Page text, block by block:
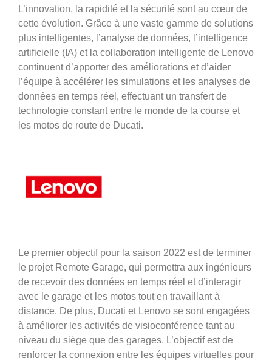
L’innovation, la rapidité et la sécurité sont au cœur de
cette évolution. Grâce à une vaste gamme de solutions
plus intelligentes, l’analyse de données, l’intelligence
artificielle (IA) et la collaboration intelligente de Lenovo
continuent d’apporter des améliorations et d’aider
l’équipe à accélérer les simulations et les analyses de
données en temps réel, effectuant un transfert de
technologie constant entre le monde de la course et
les motos de route de Ducati.
Le premier objectif pour la saison 2022 est de terminer
le projet Remote Garage, qui permettra aux ingénieurs
de recevoir des données en temps réel et d’interagir
avec le garage et les motos tout en travaillant à
distance. De plus, Ducati et Lenovo se sont engagées
à améliorer les activités de visioconférence tant au
niveau du siège que des garages. L’objectif est de
renforcer la connexion entre les équipes virtuelles pour